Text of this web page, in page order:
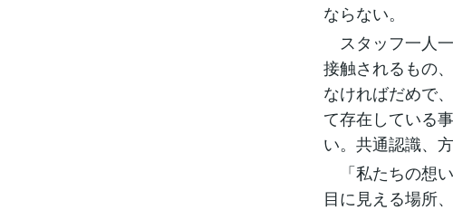
ならない。
スタッフ一人
接触されるもの
なければだめで
て存在している
い。共通認識、
「私たちの想
目に見える場所